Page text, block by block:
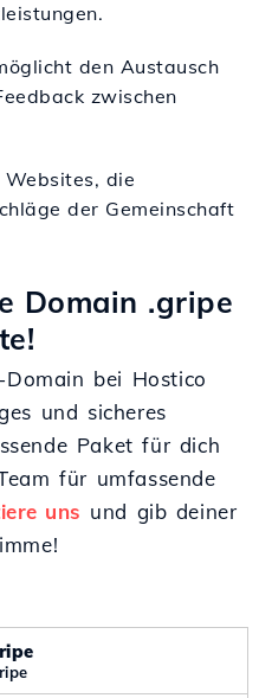
den Austausch
zwischen
Websites, die
der Gemeinschaft
Domain .gripe
bei Hostico
und sicheres
Paket für dich
für umfassende
uns und gib deiner